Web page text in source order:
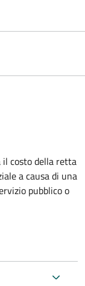
il costo della retta
a causa di una
pubblico o